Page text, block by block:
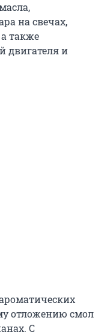
на свечах,
также
двигателя и
отложению смол
С